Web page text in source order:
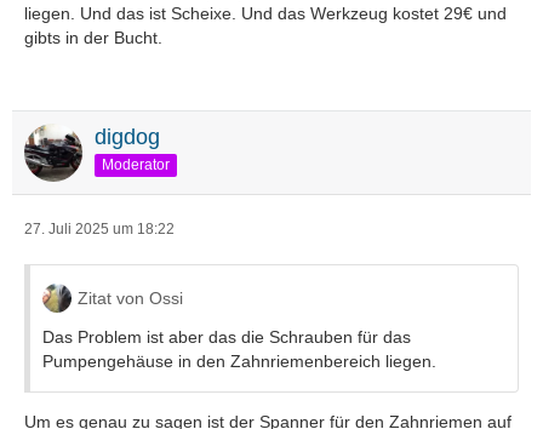
liegen. Und das ist Scheixe. Und das Werkzeug kostet 29€ und
gibts in der Bucht.
digdog
Moderator
27. Juli 2025 um 18:22
Zitat von Ossi
Das Problem ist aber das die Schrauben für das
Pumpengehäuse in den Zahnriemenbereich liegen.
Um es genau zu sagen ist der Spanner für den Zahnriemen auf